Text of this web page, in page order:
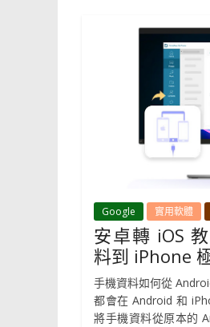
Google 實用軟體
安卓轉 iOS
料到 iPhone
手機資料如何從
都會在 Android 和
將手機資料從原本的